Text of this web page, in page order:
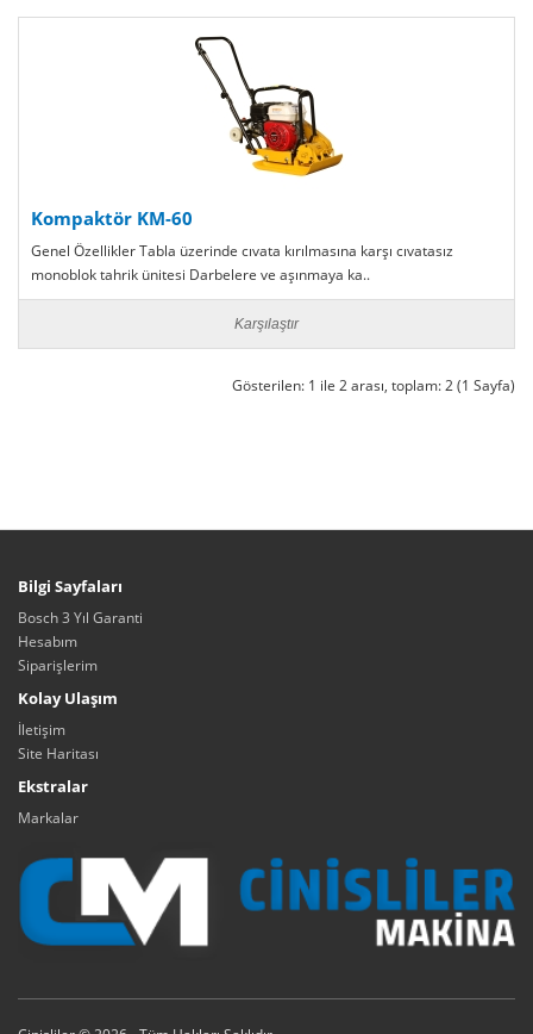
Kompaktör KM-60
Genel Özellikler Tabla üzerinde cıvata kırılmasına karşı cıvatasız
monoblok tahrik ünitesi Darbelere ve aşınmaya ka..
Karşılaştır
Gösterilen: 1 ile 2 arası, toplam: 2 (1 Sayfa)
Bilgi Sayfaları
Bosch 3 Yıl Garanti
Hesabım
Siparişlerim
Kolay Ulaşım
İletişim
Site Haritası
Ekstralar
Markalar